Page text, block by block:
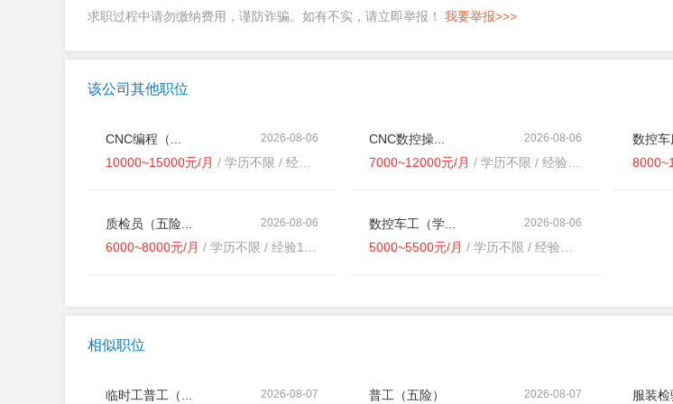
求职过程中请勿缴纳费用，谨防诈骗。如有不实，请立即举报！ 我要举报>>>
该公司其他职位
2026-08-06
CNC编程（...
10000~15000元/月 / 学历不限 / 经验3-5年
2026-08-06
CNC数控操...
7000~12000元/月 / 学历不限 / 经验不限
数控车
2026-08-06
质检员（五险...
6000~8000元/月 / 学历不限 / 经验1-3年
2026-08-06
数控车工（学...
5000~5500元/月 / 学历不限 / 经验不限
相似职位
2026-08-07
临时工普工（... 2026-08-07
普工（五险） 服装检